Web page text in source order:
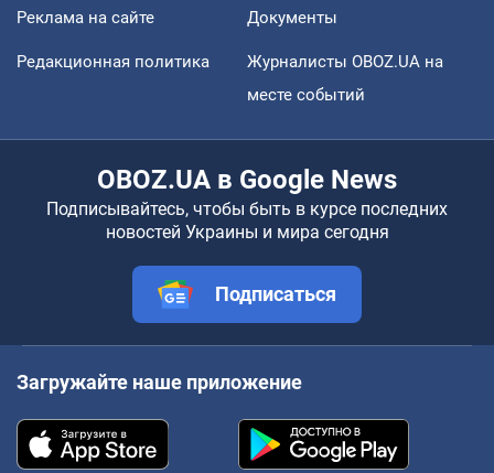
Реклама на сайте Документы
Редакционная политика
Журналисты OBOZ.UA на
месте событий
OBOZ.UA в Google News
Подписывайтесь, чтобы быть в курсе последних
новостей Украины и мира сегодня
Подписаться
Загружайте наше приложение